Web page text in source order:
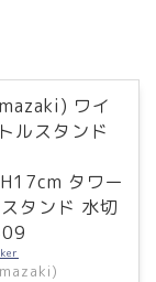
ワイ
ルスタンド
タワー
タンド 水切